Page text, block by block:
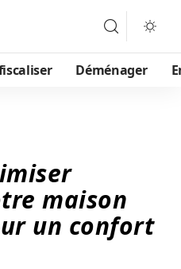
Déménager
maison
un confort